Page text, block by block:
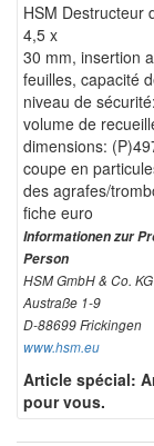
HSM Destructeur
4,5 x
30 mm, insertion
feuilles, capacité
niveau de
volume de
dimensions:
coupe en
des agrafes/
fiche euro
Informationen zur
Person
HSM GmbH & Co. KG
Austraße 1-9
D-88699 Frickingen
www.hsm.eu
Article spécial:
pour vous.